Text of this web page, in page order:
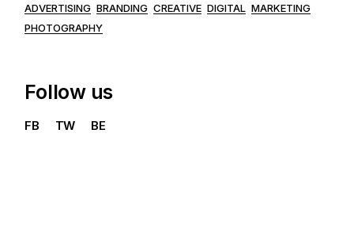
ADVERTISING BRANDING CREATIVE DIGITAL MARKETING
PHOTOGRAPHY
Follow us
FB TW BE